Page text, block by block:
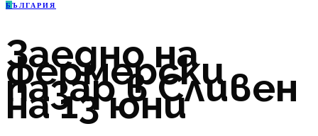
Б ЪЛГАРИЯ
Заедно на
фермерски
пазар в Сливен
на 13 юни